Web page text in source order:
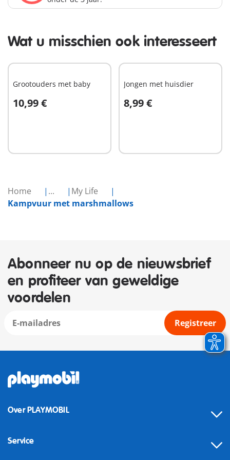
Home ...
My Life
Kampvuur met marshmallows
Wat u misschien ook interesseert
Grootouders met baby
10,99 €
In winkelwagen
Jongen met huisdier
8,99 €
In winkelwagen
Abonneer nu op de nieuwsbrief
en profiteer van geweldige
voordelen
Registreer
Over PLAYMOBIL
Service